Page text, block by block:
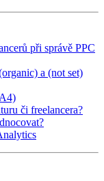
při správě PPC
a (not set)
či freelancera?